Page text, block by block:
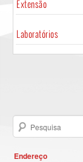
Extensão
Laboratórios
Endereço